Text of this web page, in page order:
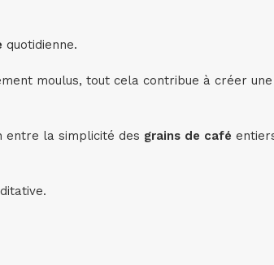
quotidienne.
moulus, tout cela contribue à créer une
entre la simplicité des grains de café